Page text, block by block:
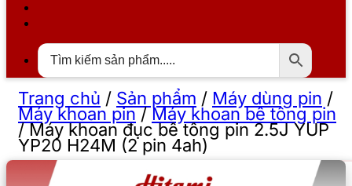
Trang chủ / Sản phẩm / Máy dùng pin /
Máy khoan pin/Máy khoan bê tông pin
/Máy khoan đục bê tông pin 2.5J YUP
YP20 H24M (2 pin 4ah)